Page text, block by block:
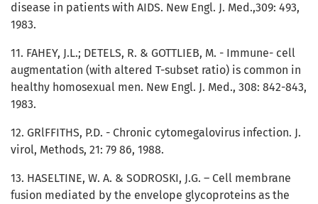
disease in patients with AIDS. New Engl. J. Med.,309: 493,
1983.
11. FAHEY, J.L.; DETELS, R. & GOTTLIEB, M. - Immune- cell
augmentation (with altered T-subset ratio) is common in
healthy homosexual men. New Engl. J. Med., 308: 842-843,
1983.
12. GRlFFITHS, P.D. - Chronic cytomegalovirus infection. J.
virol, Methods, 21: 79 86, 1988.
13. HASELTINE, W. A. & SODROSKI, J.G. – Cell membrane
fusion mediated by the envelope glycoproteins as the